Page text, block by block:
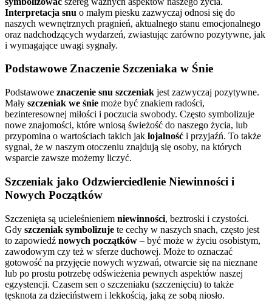
Interpretacja snu o małym piesku zazwyczaj odnosi się do
naszych wewnętrznych pragnień, aktualnego stanu emocjonalnego
oraz nadchodzących wydarzeń, zwiastując zarówno pozytywne, jak
i wymagające uwagi sygnały.
Podstawowe Znaczenie Szczeniaka w Śnie
Podstawowe znaczenie snu szczeniak jest zazwyczaj pozytywne.
Mały szczeniak we śnie może być znakiem radości,
bezinteresownej miłości i poczucia swobody. Często symbolizuje
nowe znajomości, które wniosą świeżość do naszego życia, lub
przypomina o wartościach takich jak lojalność i przyjaźń. To także
sygnał, że w naszym otoczeniu znajdują się osoby, na których
wsparcie zawsze możemy liczyć.
Szczeniak jako Odzwierciedlenie Niewinności i
Nowych Początków
Szczenięta są ucieleśnieniem niewinności, beztroski i czystości.
Gdy szczeniak symbolizuje te cechy w naszych snach, często jest
to zapowiedź nowych początków – być może w życiu osobistym,
zawodowym czy też w sferze duchowej. Może to oznaczać
gotowość na przyjęcie nowych wyzwań, otwarcie się na nieznane
lub po prostu potrzebę odświeżenia pewnych aspektów naszej
egzystencji. Czasem sen o szczeniaku (szczenięciu) to także
tęsknota za dzieciństwem i lekkością, jaką ze sobą niosło.